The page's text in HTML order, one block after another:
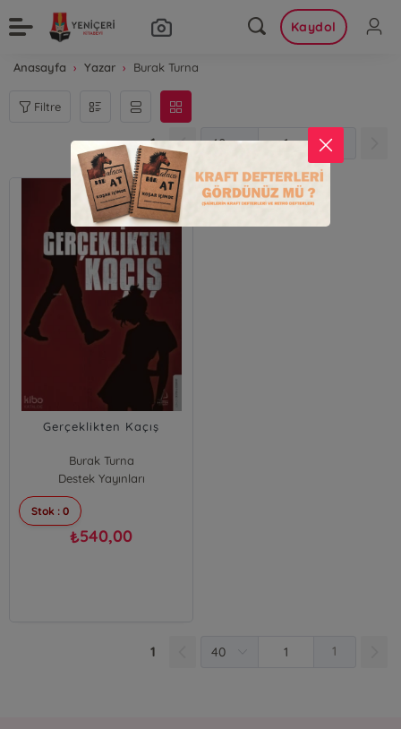
Kaydol
Anasayfa Yazar Burak Turna
Filtre
1
Gerçeklikten Kaçış
Burak Turna
Destek Yayınları
Stok : 0
₺540,00
1 1